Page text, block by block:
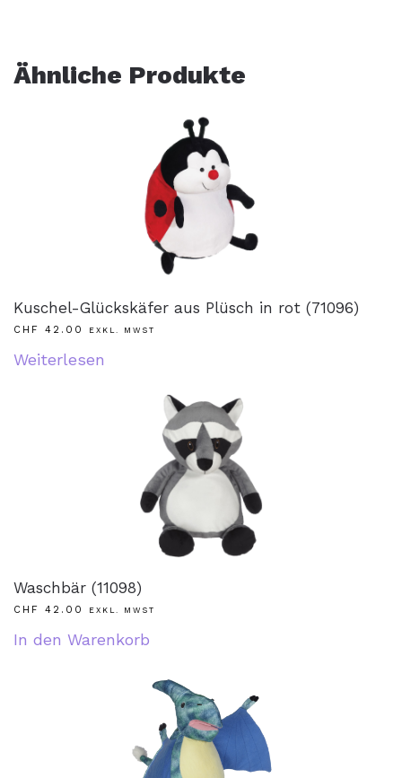
Ähnliche Produkte
Kuschel-Glückskäfer aus Plüsch in rot (71096)
CHF 42.00 EXKL. MWST
Weiterlesen
Waschbär (11098)
CHF 42.00 EXKL. MWST
In den Warenkorb